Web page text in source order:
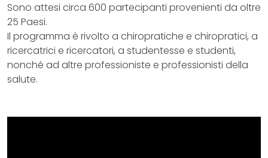
Sono attesi circa 600 partecipanti provenienti da oltre
25 Paesi.
Il programma è rivolto a chiropratiche e chiropratici, a
ricercatrici e ricercatori, a studentesse e studenti,
nonché ad altre professioniste e professionisti della
salute.